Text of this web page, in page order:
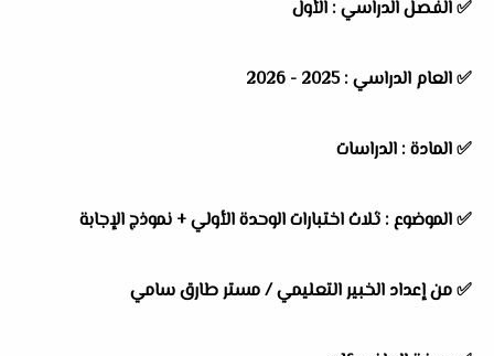
✅الفصل الدراسي : الأول
✅العام الدراسي :2025 - 2026
✅المادة : الدراسات
✅الموضوع : ثلاث اختبارات الوحدة الأولي + نموذج الإجابة
✅من إعداد الخبير التعليمي /مستر طارق سامي